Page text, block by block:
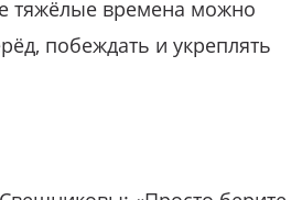
тяжёлые времена можно
побеждать и укреплять